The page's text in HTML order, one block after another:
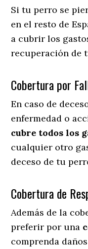
Si tu perro se
en el resto de
a cubrir los
recuperación de
Cobertura por
En caso de
enfermedad o
cubre todos los
cualquier otro
deceso de tu
Cobertura de
Además de la
preferir por una
comprenda